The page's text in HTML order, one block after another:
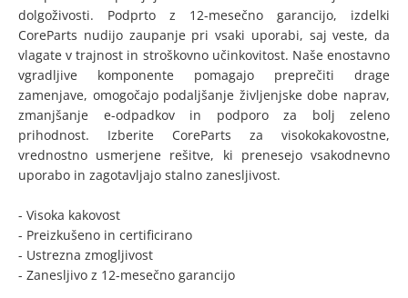
dolgoživosti. Podprto z 12-mesečno garancijo, izdelki
CoreParts nudijo zaupanje pri vsaki uporabi, saj veste, da
vlagate v trajnost in stroškovno učinkovitost. Naše enostavno
vgradljive komponente pomagajo preprečiti drage
zamenjave, omogočajo podaljšanje življenjske dobe naprav,
zmanjšanje e-odpadkov in podporo za bolj zeleno
prihodnost. Izberite CoreParts za visokokakovostne,
vrednostno usmerjene rešitve, ki prenesejo vsakodnevno
uporabo in zagotavljajo stalno zanesljivost.
- Visoka kakovost
- Preizkušeno in certificirano
- Ustrezna zmogljivost
- Zanesljivo z 12-mesečno garancijo